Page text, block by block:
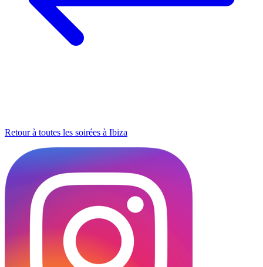
Retour à toutes les soirées à Ibiza